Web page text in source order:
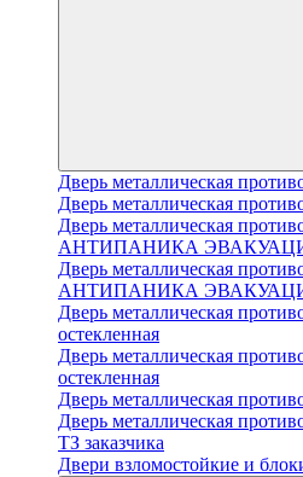
Дверь металлическая
Дверь металлическая
Дверь металлическая
АНТИПАНИКА
Дверь металлическая
АНТИПАНИКА
Дверь металлическая
остекленная
Дверь металлическая
остекленная
Дверь металлическая
Дверь металлическая
ТЗ заказчика
Двери взломостойкие и